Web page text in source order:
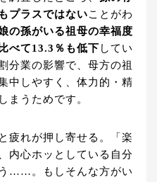
プラスではないことがわ
の孫がいる祖母の幸福度
べて13.3％も低下 してい
分業の影響で、母方の祖
中しやすく、体力的・精
まうためです。
疲れが押し寄せる。「楽
内心ホッとしている自分
……。もしそんな方がい